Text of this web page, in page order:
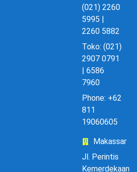
(021) 2260
5995 |
2260 5882
Toko: (021)
2907 0791
| 6586
7960
Phone: +62
811
19060605
Makassar
Jl. Perintis
Kemerdekaan